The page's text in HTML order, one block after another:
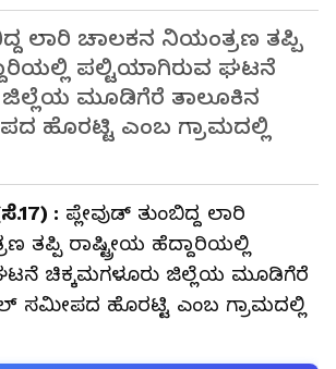
ಲಾರಿ ಚಾಲಕನ ನಿಯಂತ್ರಣ ತಪ್ಪಿ
ಪಲ್ಟಿಯಾಗಿರುವ ಘಟನೆ
ಜಿಲ್ಲೆಯ ಮೂಡಿಗೆರೆ ತಾಲೂಕಿನ
ಹೊರಟ್ಟಿ ಎಂಬ ಗ್ರಾಮದಲ್ಲಿ
: ಪ್ಲೇವುಡ್ ತುಂಬಿದ್ದ ಲಾರಿ
ತಪ್ಪಿ ರಾಷ್ಟ್ರೀಯ ಹೆದ್ದಾರಿಯಲ್ಲಿ
ಚಿಕ್ಕಮಗಳೂರು ಜಿಲ್ಲೆಯ ಮೂಡಿಗೆರೆ
ಸಮೀಪದ ಹೊರಟ್ಟಿ ಎಂಬ ಗ್ರಾಮದಲ್ಲಿ